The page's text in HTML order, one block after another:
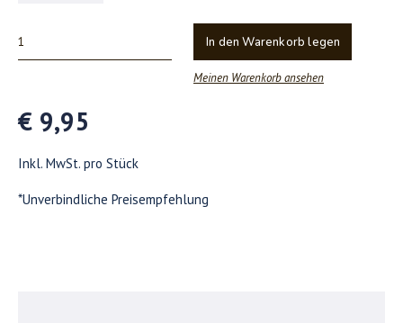
In den Warenkorb legen
Meinen Warenkorb ansehen
€ 9,95
Inkl. MwSt. pro Stück
*Unverbindliche Preisempfehlung